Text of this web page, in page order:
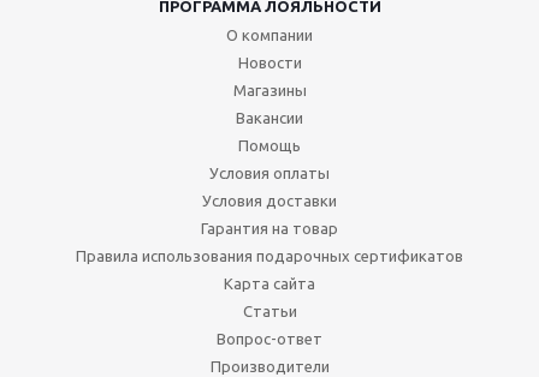
ПРОГРАММА ЛОЯЛЬНОСТИ
О компании
Новости
Магазины
Вакансии
Помощь
Условия оплаты
Условия доставки
Гарантия на товар
Правила использования подарочных сертификатов
Карта сайта
Статьи
Вопрос-ответ
Производители